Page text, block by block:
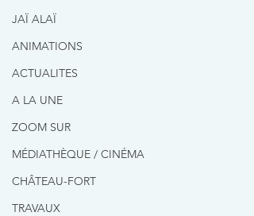
JAÏ ALAÏ
ANIMATIONS
ACTUALITES
A LA UNE
ZOOM SUR
MÉDIATHÈQUE / CINÉMA
CHÂTEAU-FORT
TRAVAUX